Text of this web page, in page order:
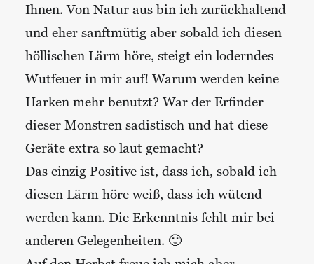
Ihnen. Von Natur aus bin ich zurückhaltend
und eher sanftmütig aber sobald ich diesen
höllischen Lärm höre, steigt ein loderndes
Wutfeuer in mir auf! Warum werden keine
Harken mehr benutzt? War der Erfinder
dieser Monstren sadistisch und hat diese
Geräte extra so laut gemacht?
Das einzig Positive ist, dass ich, sobald ich
diesen Lärm höre weiß, dass ich wütend
werden kann. Die Erkenntnis fehlt mir bei
anderen Gelegenheiten. 🙂